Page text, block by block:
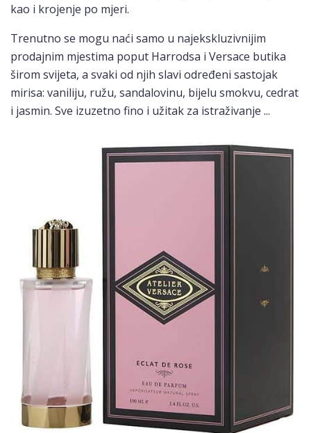
kao i krojenje po mjeri.
Trenutno se mogu naći samo u najekskluzivnijim
prodajnim mjestima poput Harrodsa i Versace butika
širom svijeta, a svaki od njih slavi određeni sastojak
mirisa: vaniliju, ružu, sandalovinu, bijelu smokvu, cedrat
i jasmin. Sve izuzetno fino i užitak za istraživanje ...